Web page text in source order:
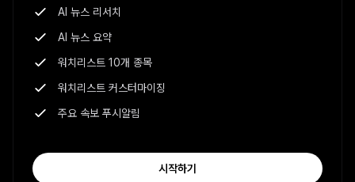
AI 뉴스 리서치
AI 뉴스 요약
워치리스트 10개 종목
워치리스트 커스터마이징
주요 속보 푸시알림
시작하기